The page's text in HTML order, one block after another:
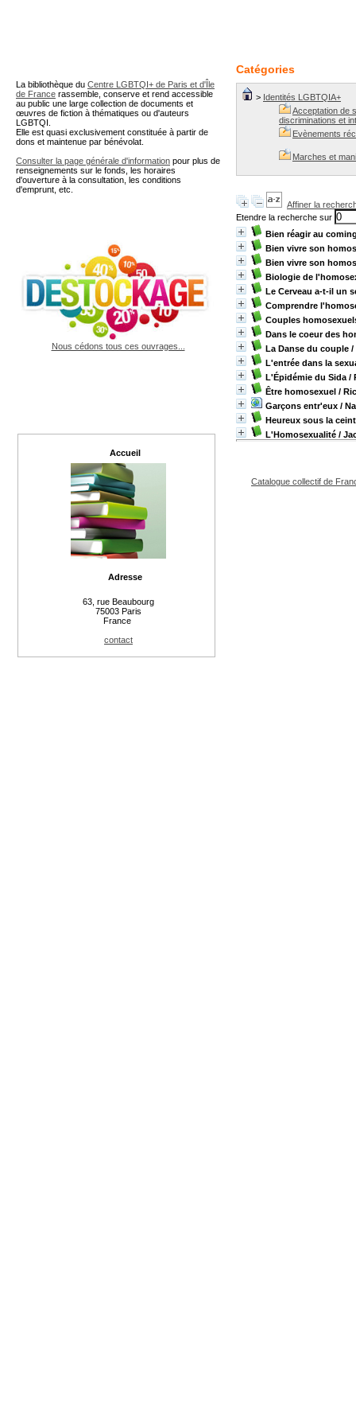
Catégories
> Identités LGBTQIA+
Acceptation de
discriminations et
Evènements
Marches et
Affiner la
Etendre la recherche sur
Bien réagir au
Bien vivre son
Bien vivre son
Biologie de
Le Cerveau a-t-il un
Comprendre
Couples
Dans le coeur des
La Danse du couple /
L'entrée dans la
L'Épidémie du Sida /
Être homosexuel /
Garçons entr'eux /
Heureux sous la
L'Homosexualité /
Catalogue collectif de
La bibliothèque du Centre LGBTQI+ de Paris et d'Île
de France rassemble, conserve et rend accessible
au public une large collection de documents et
œuvres de fiction à thématiques ou d'auteurs
LGBTQI.
Elle est quasi exclusivement constituée à partir de
dons et maintenue par bénévolat.
Consulter la page générale d'information pour plus de
renseignements sur le fonds, les horaires
d'ouverture à la consultation, les conditions
d'emprunt, etc.
Nous cédons tous ces ouvrages...
Accueil
Adresse
63, rue Beaubourg
75003 Paris
France
contact